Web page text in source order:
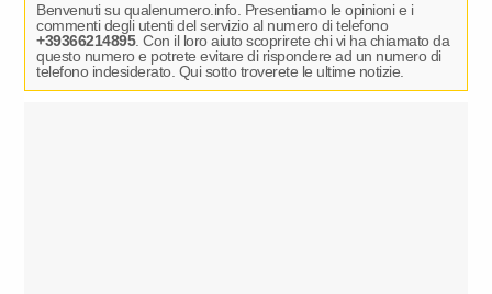
Benvenuti su qualenumero.info. Presentiamo le opinioni e i
commenti degli utenti del servizio al numero di telefono
+39366214895. Con il loro aiuto scoprirete chi vi ha chiamato da
questo numero e potrete evitare di rispondere ad un numero di
telefono indesiderato. Qui sotto troverete le ultime notizie.